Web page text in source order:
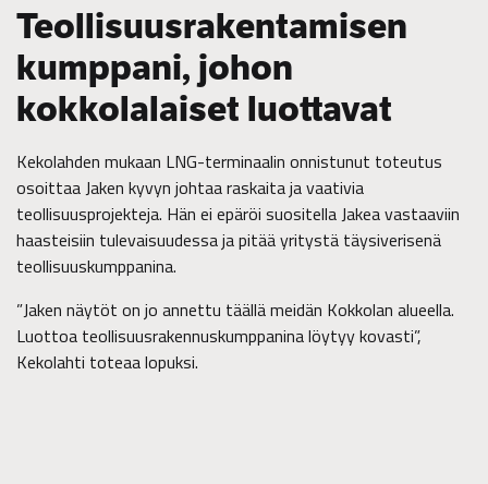
Teollisuusrakentamisen
kumppani, johon
kokkolalaiset luottavat
Kekolahden mukaan LNG-terminaalin onnistunut toteutus
osoittaa Jaken kyvyn johtaa raskaita ja vaativia
teollisuusprojekteja. Hän ei epäröi suositella Jakea vastaaviin
haasteisiin tulevaisuudessa ja pitää yritystä täysiverisenä
teollisuuskumppanina.
”Jaken näytöt on jo annettu täällä meidän Kokkolan alueella.
Luottoa teollisuusrakennuskumppanina löytyy kovasti”,
Kekolahti toteaa lopuksi.